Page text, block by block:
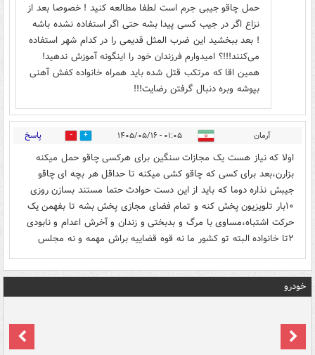
حمل چاقو جیبی جرم است لطفا مطالعه کنید ! خصوصا بعد از
نزاع اگر در جیب کسی پیدا بشه حتی اگر استفاده نشده باشه
! بعد ببخشید این ضرب المثل قدیمی را در کدام شهر استفاده
می‌کنند!!!؟ امیدوارم فرزندان خود را اینگونه آموزش ندهید!
همین اقا که مرتکب قتل شده باید همراه خانواده کفش آهنی
بپوشه و‌بره دنبال گرفتن رضایت!!!
آرمان ۰۱:۰۵ - ۱۴۰۵/۰۵/۱۶ 0 پاسخ
اولا که نیاز هست یک مجازات سنگین برای هرکسی چاقو حمل میکنه
بزارن،بعد برای کسی که چاقو کشی میکنه تا حداقل هر بچه ای چاقو
جیبش نذاره دوما که باید از این دست حوادث حتما مستند بسازن روزی
۱۰بار تلویزیون پخش کنه و تمام فضای مجازی پخش بشه تا بفهمن یک
حرکت اشتباه،مساوی با مرگ و بدبختی و زندان و آخرش اعدام و نابودی
۲تا خانواده البته تو کشور ما نه قوه قضاییه براش مهمه و نه مجلس
خودرو